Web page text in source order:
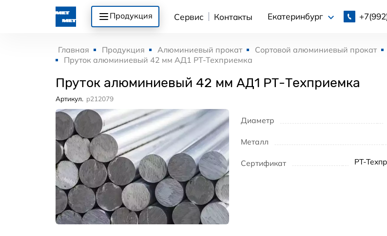
Продукция Сервис Контакты Екатеринбург
Главная Продукция Алюминиевый прокат Сортовой алюминиевый прокат
Пруток алюминиевый 42 мм АД1 РТ-Техприемка
Пруток алюминиевый 42 мм АД1 РТ-Техприемка
Артикул. p212079
Диаметр
Металл
Сертификат РТ-